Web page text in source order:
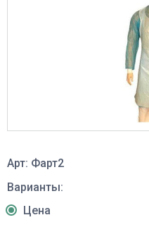
Арт: Фарт2
Варианты:
Цена